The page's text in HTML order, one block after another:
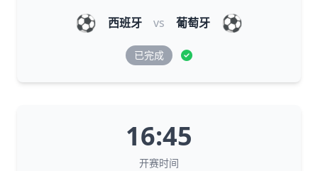
⚽ 西班牙 vs 葡萄牙 ⚽
已完成
16:45
开赛时间